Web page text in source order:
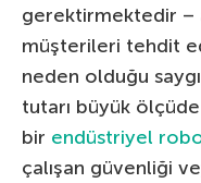
gerektirmektedir –
müşterileri tehdit
neden olduğu
tutarı büyük
bir endüstriyel
çalışan güvenliği